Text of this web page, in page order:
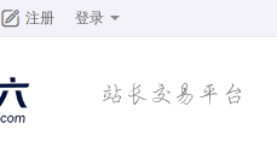
注册 登录